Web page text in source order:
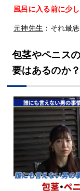
風呂に入る前に少
元神先生 ：それ最
包茎やペニス
要はあるのか？